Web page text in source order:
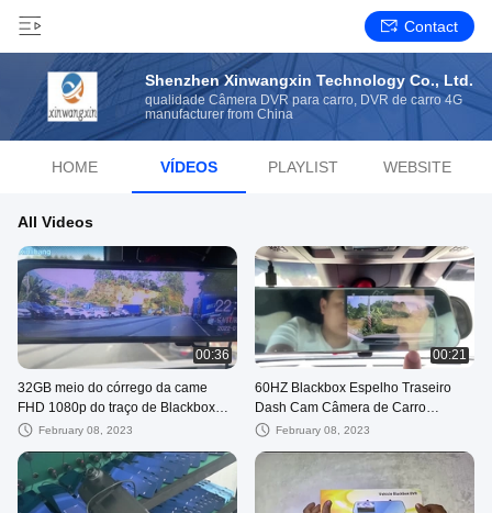
Contact
Shenzhen Xinwangxin Technology Co., Ltd.
qualidade Câmera DVR para carro, DVR de carro 4G
manufacturer from China
HOME VÍDEOS PLAYLIST WEBSITE
All Videos
00:36
32GB meio do córrego da came
FHD 1080p do traço de Blackbox
DVR do veículo de 10 polegadas
February 08, 2023
00:21
60HZ Blackbox Espelho Traseiro
Dash Cam Câmera de Carro
Conduzindo Gravador de Vídeo
February 08, 2023